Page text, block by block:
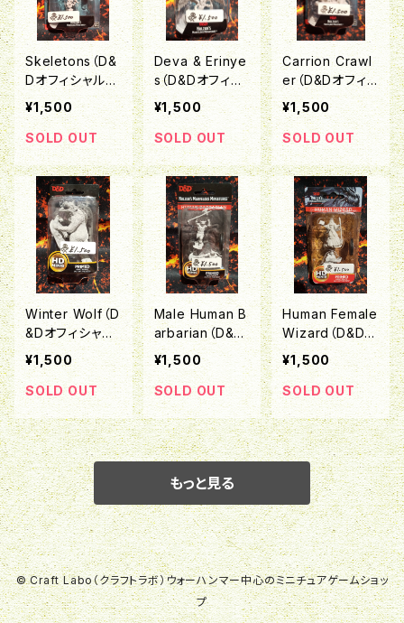
Skeletons（D&
Dオフィシャルミ
ニチュア「Nolzu
r's Marvelous
Unpainted Min
iatures」シリー
ズ）
¥1,500
SOLD OUT
Deva & Erinye
s（D&Dオフィシ
ャルミニチュア
「Nolzur's Mar
velous Unpain
ted Miniature
s」シリーズ）
¥1,500
SOLD OUT
Carrion Crawl
er（D&Dオフィ
シャルミニチュア
「Nolzur's Mar
velous Unpain
ted Miniature
s」シリーズ）
¥1,500
SOLD OUT
Winter Wolf（D
&Dオフィシャル
ミニチュア「Nol
zur's Marvelo
us Unpainted
Miniatures」シ
リーズ）
¥1,500
SOLD OUT
Male Human B
arbarian（D&D
オフィシャルミニ
チュア「Nolzu
r's Marvelous
Unpainted Min
iatures」シリー
ズ）
¥1,500
SOLD OUT
Human Female
Wizard（D&Dオ
フィシャルミニチ
ュア「Nolzur's
Marvelous Un
painted Miniat
ures」シリーズ）
¥1,500
SOLD OUT
もっと見る
© Craft Labo（クラフトラボ）ウォーハンマー中心のミニチュアゲームショッ
プ